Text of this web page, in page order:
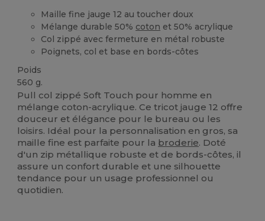
Maille fine jauge 12 au toucher doux
Mélange durable 50% coton et 50% acrylique
Col zippé avec fermeture en métal robuste
Poignets, col et base en bords-côtes
Poids
560 g.
Pull col zippé Soft Touch pour homme en
mélange coton-acrylique. Ce tricot jauge 12 offre
douceur et élégance pour le bureau ou les
loisirs. Idéal pour la personnalisation en gros, sa
maille fine est parfaite pour la broderie. Doté
d'un zip métallique robuste et de bords-côtes, il
assure un confort durable et une silhouette
tendance pour un usage professionnel ou
quotidien.